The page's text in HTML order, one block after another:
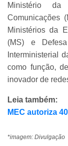
Ministério da
Comunicações
Ministérios da
(MS) e
Interministerial
como função,
inovador de
Leia também:
MEC autoriza
*imagem: Divulgação